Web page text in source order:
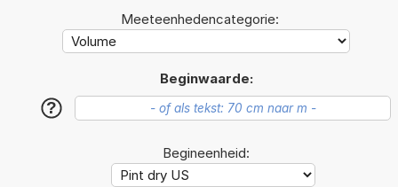
Meeteenhedencategorie:
Beginwaarde:
?
Begineenheid: